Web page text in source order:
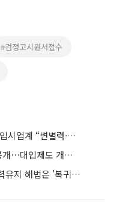
#검정고시원서접수
수능 절대평가·서논술형 공론화⋯입시업계 “변별력·사교육 대책 먼저”
국교위, 국가교육발전계획 10월 공개⋯대입제도 개편 공론화 추진
"육아휴직만으론 한계"⋯여성 경력유지 해법은 '복귀 후 유연근무’